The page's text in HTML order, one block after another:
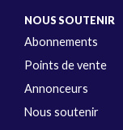
NOUS SOUTENIR
Abonnements
Points de vente
Annonceurs
Nous soutenir